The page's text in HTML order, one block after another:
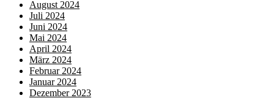
August 2024
Juli 2024
Juni 2024
Mai 2024
April 2024
März 2024
Februar 2024
Januar 2024
Dezember 2023